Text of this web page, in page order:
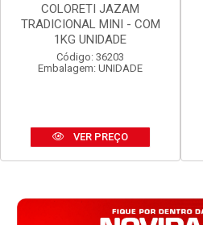
COLORETI JAZAM
TRADICIONAL MINI - COM
1KG UNIDADE
Código: 36203
Embalagem: UNIDADE
VER PREÇO